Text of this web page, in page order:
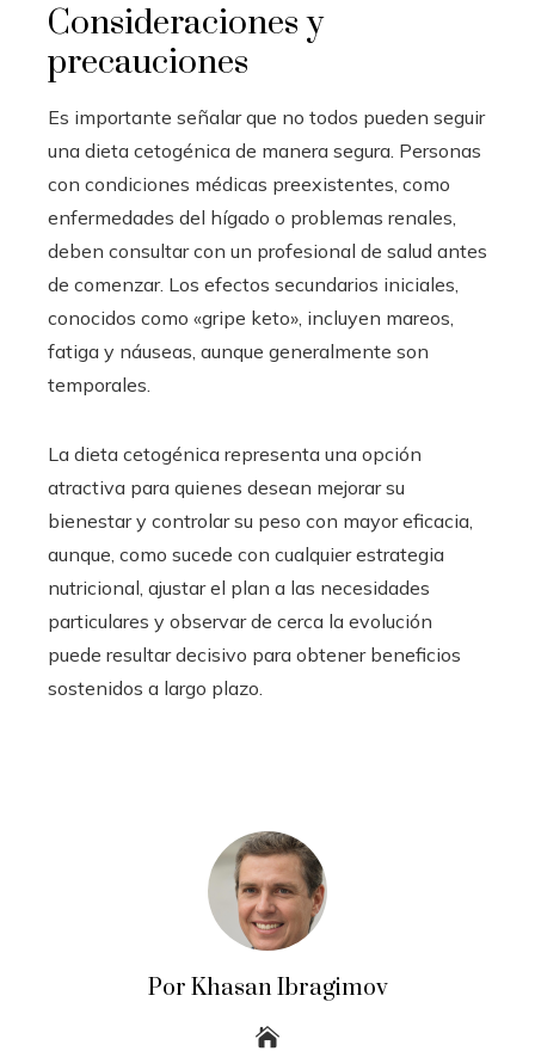
Consideraciones y
precauciones
Es importante señalar que no todos pueden seguir
una dieta cetogénica de manera segura. Personas
con condiciones médicas preexistentes, como
enfermedades del hígado o problemas renales,
deben consultar con un profesional de salud antes
de comenzar. Los efectos secundarios iniciales,
conocidos como «gripe keto», incluyen mareos,
fatiga y náuseas, aunque generalmente son
temporales.
La dieta cetogénica representa una opción
atractiva para quienes desean mejorar su
bienestar y controlar su peso con mayor eficacia,
aunque, como sucede con cualquier estrategia
nutricional, ajustar el plan a las necesidades
particulares y observar de cerca la evolución
puede resultar decisivo para obtener beneficios
sostenidos a largo plazo.
Por Khasan Ibragimov